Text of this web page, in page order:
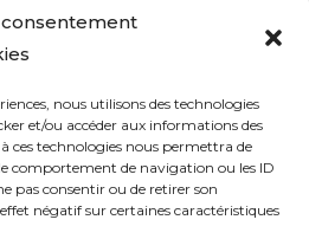
nous utilisons des technologies
et/ou accéder aux informations des
ces technologies nous permettra de
comportement de navigation ou les ID
pas consentir ou de retirer son
négatif sur certaines caractéristiques